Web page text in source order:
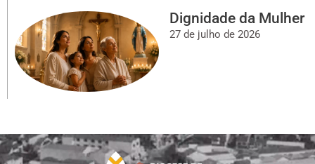
Dignidade da Mulher
27 de julho de 2026